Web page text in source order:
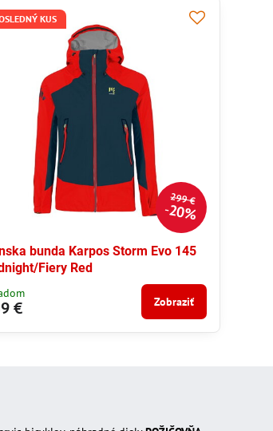
299 €
20%
KUS
bunda Karpos Storm Evo 145
Fiery Red
€ Zobraziť